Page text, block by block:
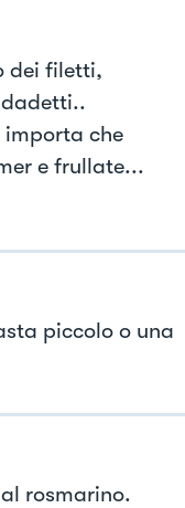
dei filetti,
che
e frullate...
piccolo o una
rosmarino.